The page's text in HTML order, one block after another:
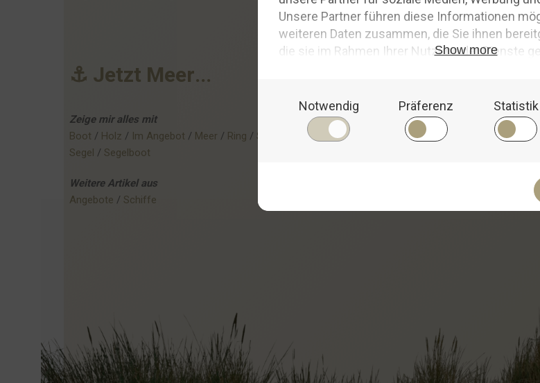
⚓ Jetzt Meer...
Zeige mir alles mit
Boot / Holz / Im Angebot / Meer / Ring / Seestern
Segel / Segelboot
Weitere Artikel aus
Angebote / Schiffe
Entdecke unsere zahlreichen Neuheiten, die wir
für unsere Meeresliebhaber zusammengestellt